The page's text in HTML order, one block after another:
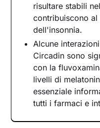
risultare stabili
contribuiscono al
dell'insonnia.
Alcune
Circadin sono
con la
livelli di
essenziale
tutti i farmaci e